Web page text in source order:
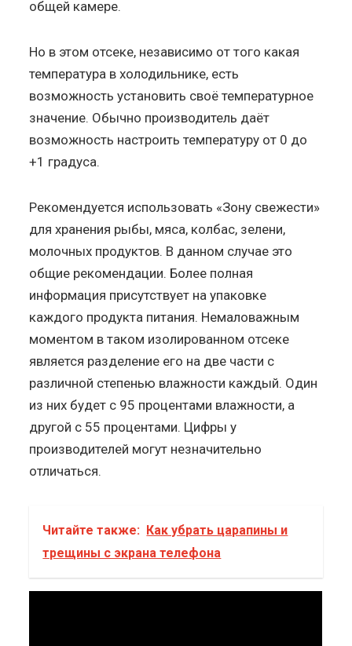
общей камере.
Но в этом отсеке, независимо от того какая
температура в холодильнике, есть
возможность установить своё температурное
значение. Обычно производитель даёт
возможность настроить температуру от 0 до
+1 градуса.
Рекомендуется использовать «Зону свежести»
для хранения рыбы, мяса, колбас, зелени,
молочных продуктов. В данном случае это
общие рекомендации. Более полная
информация присутствует на упаковке
каждого продукта питания. Немаловажным
моментом в таком изолированном отсеке
является разделение его на две части с
различной степенью влажности каждый. Один
из них будет с 95 процентами влажности, а
другой с 55 процентами. Цифры у
производителей могут незначительно
отличаться.
Читайте также: Как убрать царапины и
трещины с экрана телефона